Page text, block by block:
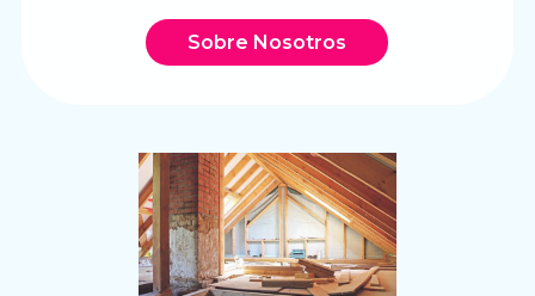
Sobre Nosotros